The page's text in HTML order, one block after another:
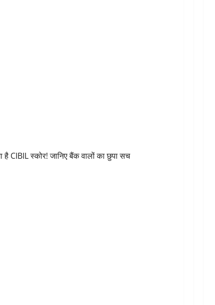
स्कोर! जानिए बैंक वालों का छुपा सच